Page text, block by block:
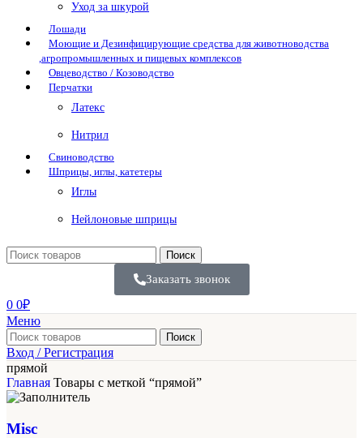
Уход за шкурой
Лошади
Моющие и Дезинфицирующие средства для животноводства
,агропромышленных и пищевых комплексов
Овцеводство / Козоводство
Перчатки
Латекс
Нитрил
Свиноводство
Шприцы, иглы, катетеры
Иглы
Нейлоновые шприцы
Поиск
Заказать звонок
0 0₽
Меню
Поиск
Вход / Регистрация
прямой
Главная Товары с меткой “прямой”
Misc